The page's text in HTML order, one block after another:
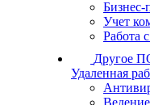
Бизнес-
Учет
Работа
Другое
Удаленная